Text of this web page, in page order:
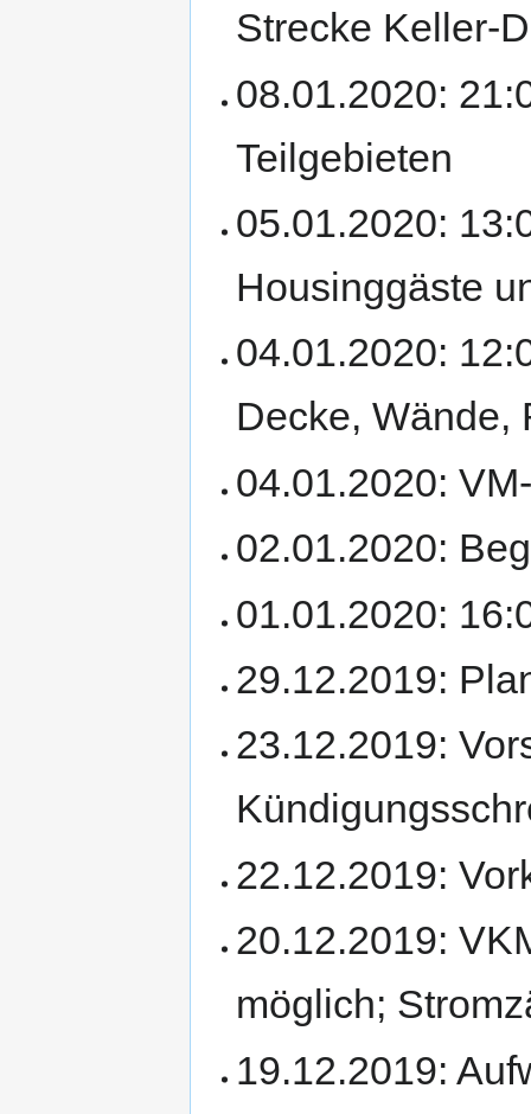
Strecke Keller-
08.01.2020:
Teilgebieten
05.01.2020:
Housinggäste
04.01.2020:
Decke, Wände,
04.01.2020:
02.01.2020:
01.01.2020:
29.12.2019:
23.12.2019:
22.12.2019:
20.12.2019:
möglich;
19.12.2019: